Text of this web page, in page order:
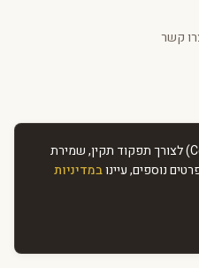
קשר
אתר זה משתמש בעוגיות (Cookies) לצורך תפקוד תקין, שמירת
נוספים, עיינובמדיניות